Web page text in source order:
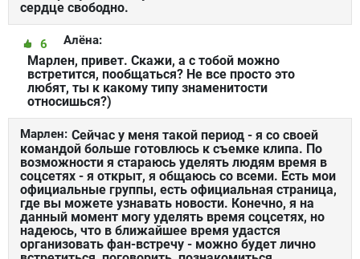
сердце свободно.
Алёна:
6
Марлен, привет. Скажи, а с тобой можно
встретится, пообщаться? Не все просто это
любят, ты к какому типу знаменитости
относишься?)
Марлен: Сейчас у меня такой период - я со своей
командой больше готовлюсь к съемке клипа. По
возможности я стараюсь уделять людям время в
соцсетях - я открыт, я общаюсь со всеми. Есть мои
официальные группы, есть официальная страница,
где вы можете узнавать новости. Конечно, я на
данный момент могу уделять время соцсетях, но
надеюсь, что в ближайшее время удастся
организовать фан-встречу - можно будет лично